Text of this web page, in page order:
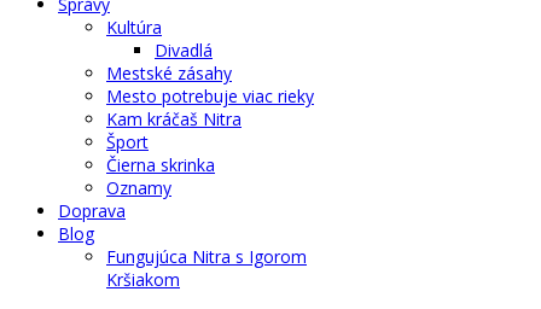
Kultúra
Divadlá
Mestské zásahy
Mesto potrebuje viac rieky
Kam kráčaš Nitra
Šport
Čierna skrinka
Oznamy
Doprava
Blog
Fungujúca Nitra s Igorom
Kršiakom